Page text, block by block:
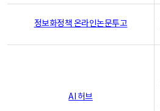
정보화정책 온라인논문투고
AI 허브